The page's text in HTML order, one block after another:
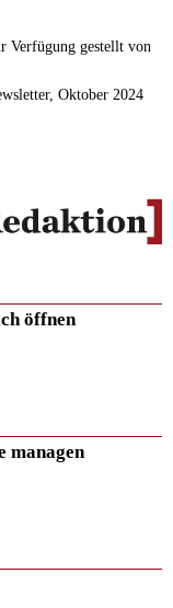
Verfügung gestellt von
Oktober 2024
öffnen
managen